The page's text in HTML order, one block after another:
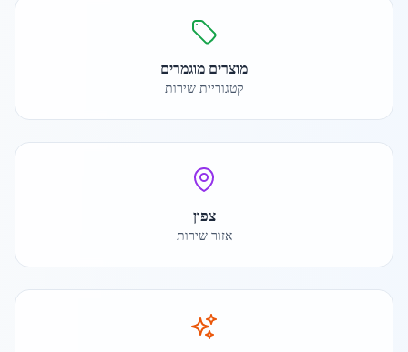
מוצרים מוגמרים
קטגוריית שירות
צפון
אזור שירות